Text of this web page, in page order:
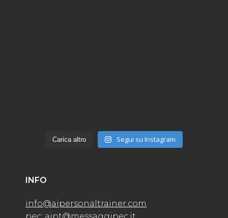
Carica altro Segui su Instagram
INFO
info@aipersonaltrainer.com